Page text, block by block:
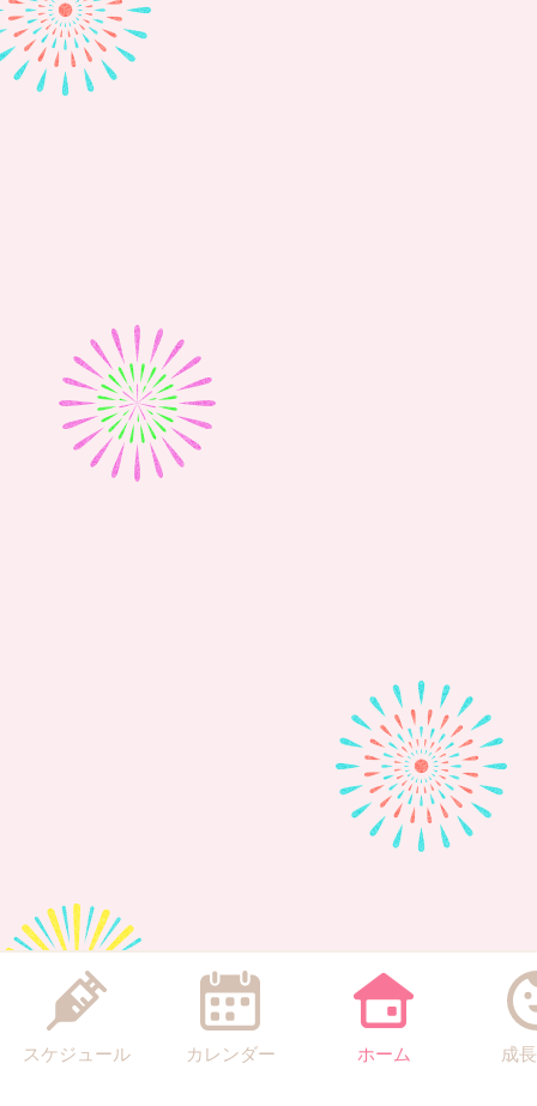
スケジュール カレンダー ホーム 成